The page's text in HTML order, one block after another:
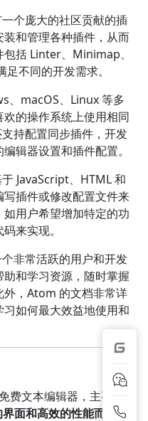
个庞大的社区贡献的插
和管理各种插件，从而
括 Linter、Minimap、
不同的开发需求。
、macOS、Linux 等多
的操作系统上使用相同
持配置同步插件，开发
辑器设置和插件配置。
JavaScript、HTML 和
写插件或修改配置文件来
用户希望增加特定的功
来实现。
非常活跃的用户和开发
和学习资源，随时掌握
外，Atom 的文档非常详
如何最大效益地使用和
文本编辑器，主要用
面和高效的性能而广受